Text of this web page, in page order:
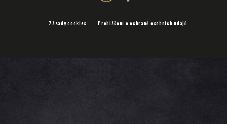
Zásady cookies Prohlášení o ochraně osobních údajů